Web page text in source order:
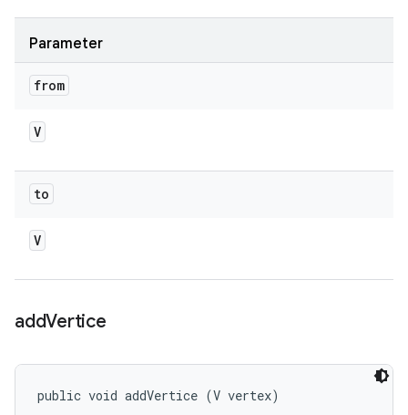
Parameter
from
V
to
V
addVertice
public void addVertice (V vertex)